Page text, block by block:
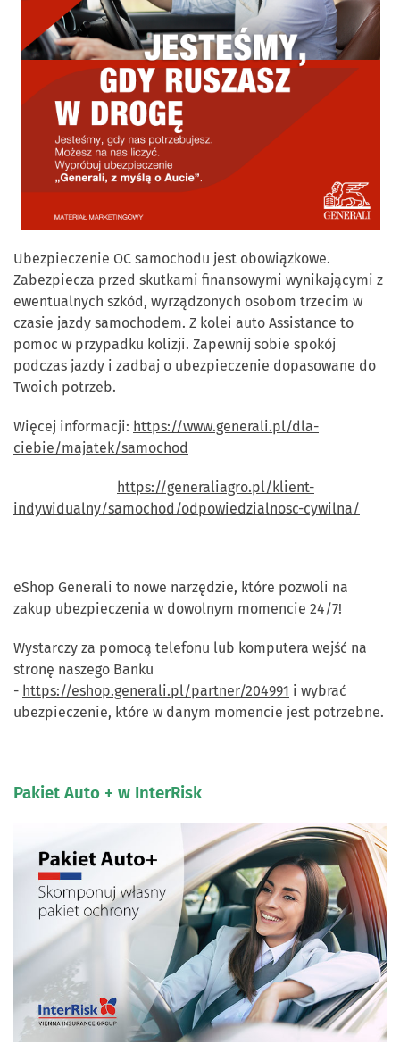
Ubezpieczenie OC samochodu jest obowiązkowe.
Zabezpiecza przed skutkami finansowymi wynikającymi z
ewentualnych szkód, wyrządzonych osobom trzecim w
czasie jazdy samochodem. Z kolei auto Assistance to
pomoc w przypadku kolizji. Zapewnij sobie spokój
podczas jazdy i zadbaj o ubezpieczenie dopasowane do
Twoich potrzeb.
Więcej informacji: https://www.generali.pl/dla-
ciebie/majatek/samochod
https://generaliagro.pl/klient-
indywidualny/samochod/odpowiedzialnosc-cywilna/
eShop Generali to nowe narzędzie, które pozwoli na
zakup ubezpieczenia w dowolnym momencie 24/7!
Wystarczy za pomocą telefonu lub komputera wejść na
stronę naszego Banku
- https://eshop.generali.pl/partner/204991 i wybrać
ubezpieczenie, które w danym momencie jest potrzebne.
Pakiet Auto + w InterRisk